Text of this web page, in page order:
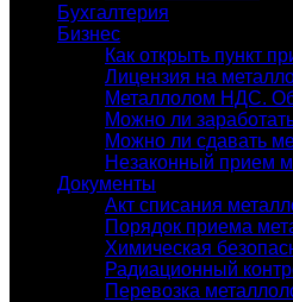
Бухгалтерия
Бизнес
Как открыть пункт
Лицензия на
Металлолом НДС.
Можно ли
Можно ли сдавать
Незаконный прием
Документы
Акт списания
Порядок приема
Химическая
Радиационный
Перевозка